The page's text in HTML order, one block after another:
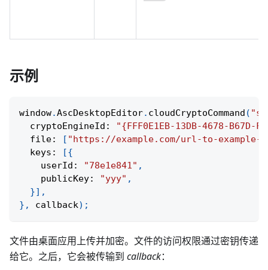
示例
window.AscDesktopEditor. cloudCryptoCommand (
  cryptoEngineId
:
"{FFF0E1EB-13DB-4678-B67D-
  file
: [ "https://example.com/url-to-example-
  keys
: [{
    userId
: "78e1e841" ,
    publicKey
: "yyy" ,
}] ,
} , callback) ;
文件由桌面应用上传并加密。文件的访问权限通过密钥传递
给它。之后，它会被传输到 callback：